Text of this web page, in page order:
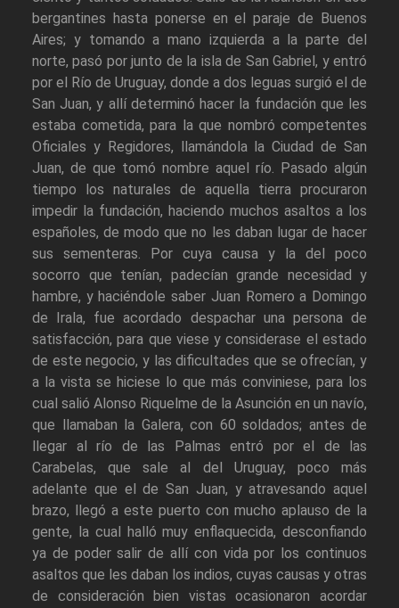
bergantines hasta ponerse en el paraje de Buenos
Aires; y tomando a mano izquierda a la parte del
norte, pasó por junto de la isla de San Gabriel, y entró
por el Río de Uruguay, donde a dos leguas surgió el de
San Juan, y allí determinó hacer la fundación que les
estaba cometida, para la que nombró competentes
Oficiales y Regidores, llamándola la Ciudad de San
Juan, de que tomó nombre aquel río. Pasado algún
tiempo los naturales de aquella tierra procuraron
impedir la fundación, haciendo muchos asaltos a los
españoles, de modo que no les daban lugar de hacer
sus sementeras. Por cuya causa y la del poco
socorro que tenían, padecían grande necesidad y
hambre, y haciéndole saber Juan Romero a Domingo
de Irala, fue acordado despachar una persona de
satisfacción, para que viese y considerase el estado
de este negocio, y las dificultades que se ofrecían, y
a la vista se hiciese lo que más conviniese, para los
cual salió Alonso Riquelme de la Asunción en un navío,
que llamaban la Galera, con 60 soldados; antes de
llegar al río de las Palmas entró por el de las
Carabelas, que sale al del Uruguay, poco más
adelante que el de San Juan, y atravesando aquel
brazo, llegó a este puerto con mucho aplauso de la
gente, la cual halló muy enflaquecida, desconfiando
ya de poder salir de allí con vida por los continuos
asaltos que les daban los indios, cuyas causas y otras
de consideración bien vistas ocasionaron acordar